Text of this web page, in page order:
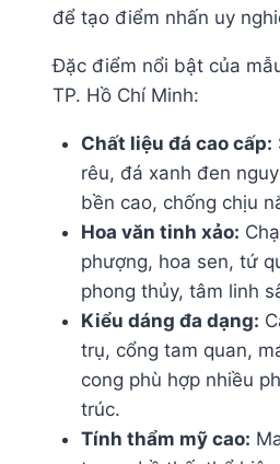
để tạo điểm nhấn uy
Đặc điểm nổi bật của
TP. Hồ Chí Minh:
Chất liệu đá cao cấp:
rêu, đá xanh đen
bền cao, chống chịu
Hoa văn tinh xảo:
phượng, hoa sen, tứ
phong thủy, tâm linh
Kiểu dáng đa dạng:
trụ, cổng tam quan,
cong phù hợp nhiều
trúc.
Tính thẩm mỹ cao: